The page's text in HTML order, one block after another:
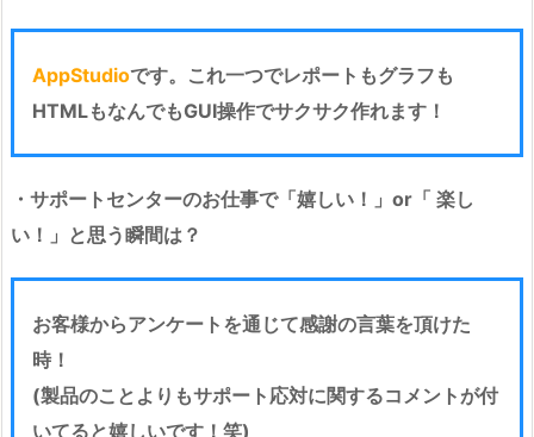
AppStudioです。これ一つでレポートもグラフも
HTMLもなんでもGUI操作でサクサク作れます！
・サポートセンターのお仕事で「嬉しい！」or「 楽し
い！」と思う瞬間は？
お客様からアンケートを通じて感謝の言葉を頂けた
時！
(製品のことよりもサポート応対に関するコメントが付
いてると嬉しいです！笑)